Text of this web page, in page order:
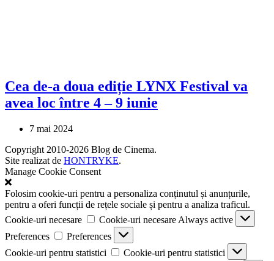
Cea de-a doua ediție LYNX Festival va
avea loc între 4 – 9 iunie
7 mai 2024
Copyright 2010-2026 Blog de Cinema.
Site realizat de HONTRYKE.
Manage Cookie Consent
Folosim cookie-uri pentru a personaliza conținutul și anunțurile,
pentru a oferi funcții de rețele sociale și pentru a analiza traficul.
Cookie-uri necesare
Cookie-uri necesare Always active
Preferences
Preferences
Cookie-uri pentru statistici
Cookie-uri pentru statistici